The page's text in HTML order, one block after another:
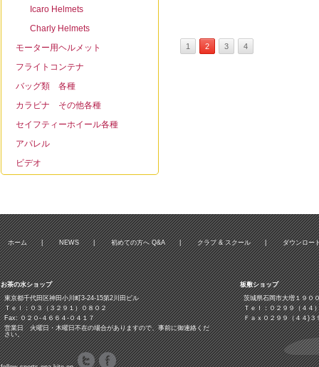
Icaro Helmets
Charly Helmets
モーター用ヘルメット
フライトコンテナ
バッグ類 各種
カラビナ その他各種
セイフティーホイール各種
アパレル
ビデオ
1 2 3 4
ホーム | NEWS | 初めての方へ Q&A | クラブ & スクール | ダウンロー
お茶の水ショップ
東京都千代田区神田小川町3‐24‐15第2川田ビル
Ｔｅｌ：０３（３２９１）０８０２
Fax: ０２０-４６６４-０４１７
営業日 火曜日・木曜日不在の場合がありますので、事前に御連絡くだ
さい。
板敷ショップ
茨城県石岡市大増１９０
Ｔｅｌ：０２９９（４４
Ｆａｘ０２９９（４４)３